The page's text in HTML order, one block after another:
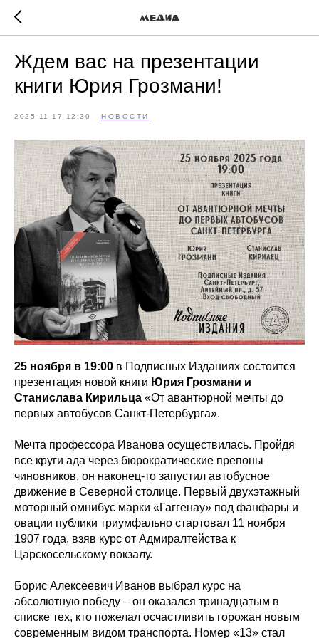
Медиа
Ждем вас на презентации
книги Юрия Грозмани!
2025-11-17 12:30 НОВОСТИ
25 ноября в 19:00 в Подписных Изданиях состоится
презентация новой книги Юрия Грозмани и
Станислава Кирильца «От авантюрной мечты до
первых автобусов Санкт-Петербурга».
Мечта профессора Иванова осуществилась. Пройдя
все круги ада через бюрократические препоны
чиновников, он наконец-то запустил автобусное
движение в Северной столице. Первый двухэтажный
моторный омнибус марки «Гаггенау» под фанфары и
овации публики триумфально стартовал 11 ноября
1907 года, взяв курс от Адмиралтейства к
Царскосельскому вокзалу.
Борис Алексеевич Иванов выбрал курс на
абсолютную победу – он оказался тринадцатым в
списке тех, кто пожелал осчастливить горожан новым
современным видом транспорта. Номер «13» стал